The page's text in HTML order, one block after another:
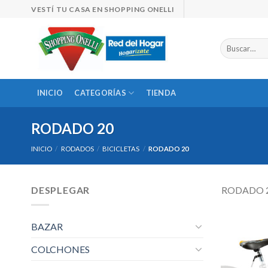
VESTÍ TU CASA EN SHOPPING ONELLI
Buscar
por:
INICIO CATEGORÍAS TIENDA
RODADO 20
INICIO / RODADOS / BICICLETAS / RODADO 20
DESPLEGAR
BAZAR
COLCHONES
RODADO